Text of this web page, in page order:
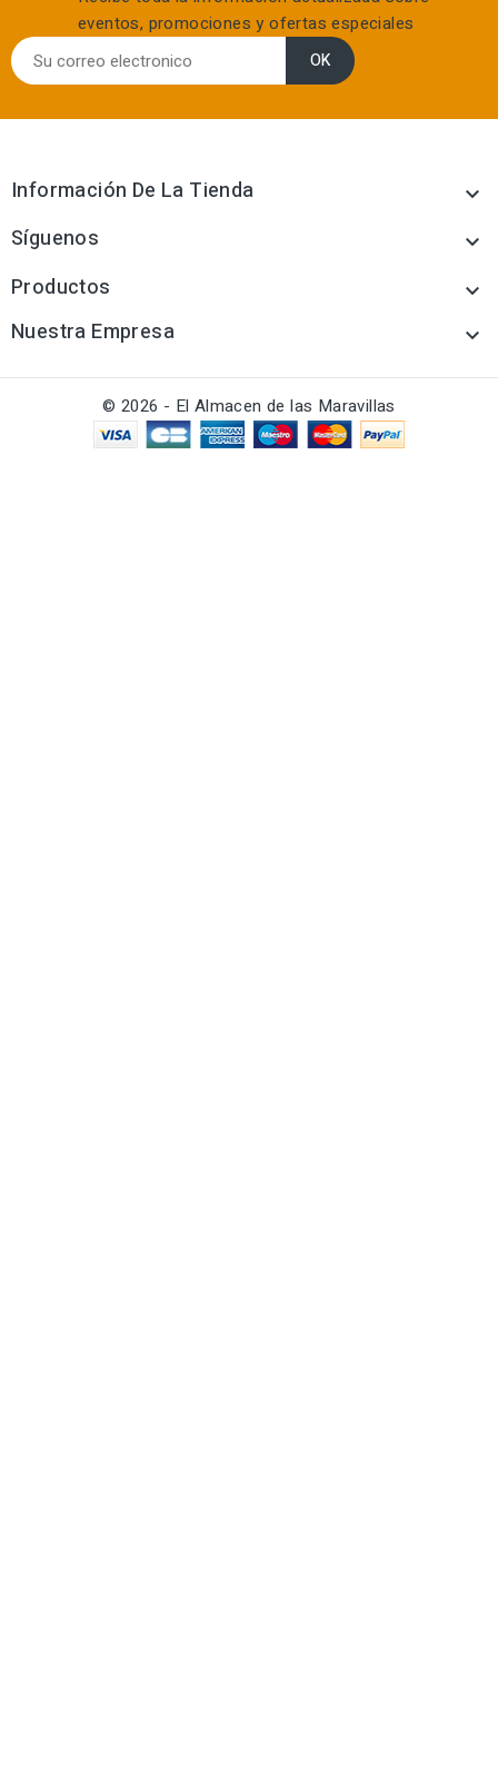
eventos, promociones y ofertas especiales
Información De La Tienda 
Síguenos 
Productos 
Nuestra Empresa 
© 2026 - El Almacen de las Maravillas